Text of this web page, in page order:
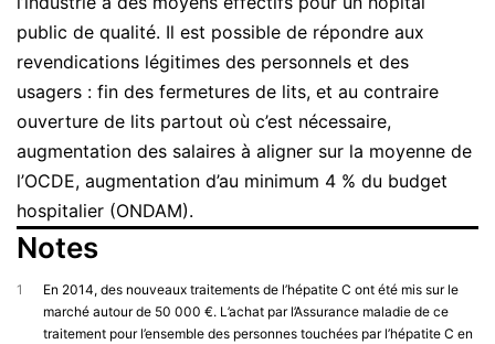
public de qualité. Il est possible de répondre aux
revendications légitimes des personnels et des
usagers : fin des fermetures de lits, et au contraire
ouverture de lits partout où c’est nécessaire,
augmentation des salaires à aligner sur la moyenne de
l’OCDE, augmentation d’au minimum 4 % du budget
hospitalier (ONDAM).
Notes
1
En 2014, des nouveaux traitements de l’hépatite C ont été mis sur le
marché autour de 50 000 €. L’achat par l’Assurance maladie de ce
traitement pour l’ensemble des personnes touchées par l’hépatite C en